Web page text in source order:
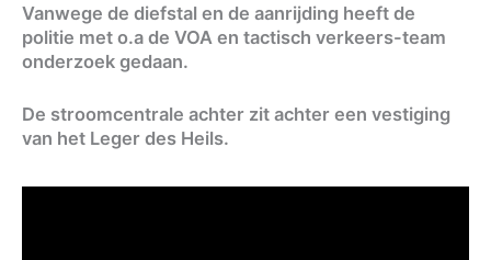
Vanwege de diefstal en de aanrijding heeft de
politie met o.a de VOA en tactisch verkeers-team
onderzoek gedaan.
De stroomcentrale achter zit achter een vestiging
van het Leger des Heils.